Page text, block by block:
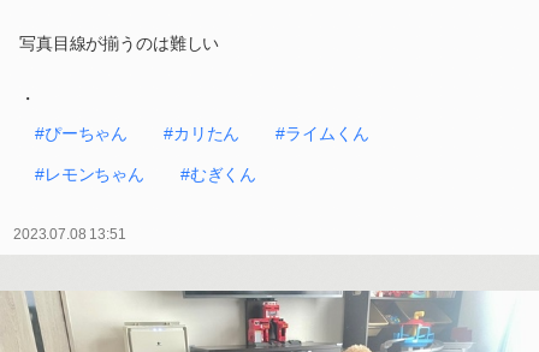
写真目線が揃うのは難しい
・
#ぴーちゃん
#カリたん #ライムくん
#レモンちゃん #むぎくん
2023.07.08 13:51